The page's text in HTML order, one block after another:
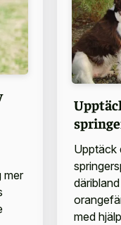
mer
Upptäck
med